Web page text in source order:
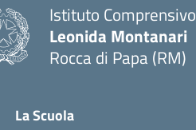
Istituto Comprensivo
Leonida Montanari
Rocca di Papa (RM)
La Scuola